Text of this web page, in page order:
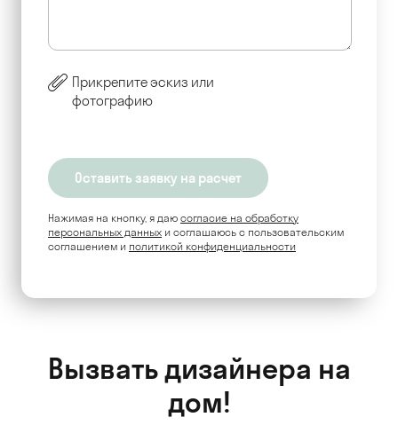
Прикрепите эскиз или
фотографию
Нажимая на кнопку, я даю согласие на обработку
персональных данных и соглашаюсь c пользовательским
соглашением и политикой конфиденциальности
Вызвать дизайнера на
дом!